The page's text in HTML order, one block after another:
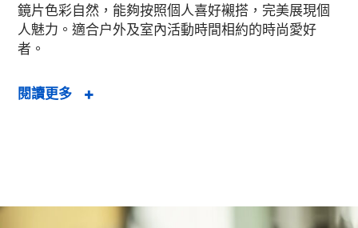
鏡片色彩自然，能夠按照個人喜好襯搭，完美展現個
人魅力。適合户外及室內活動時間相約的時尚愛好
者。
閱讀更多